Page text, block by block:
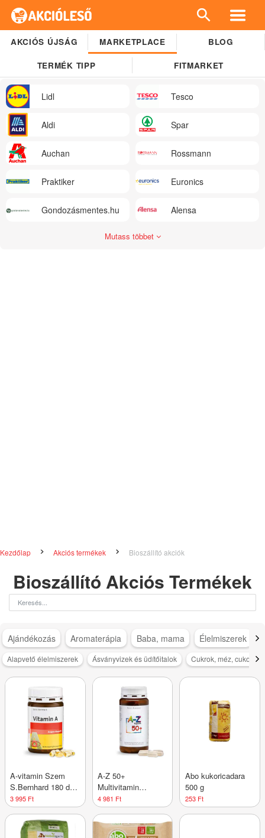
AKCIÓS ÚJSÁG MARKETPLACE BLOG
TERMÉK TIPP FITMARKET
Lidl Tesco
Aldi Spar
Auchan Rossmann
Praktiker Euronics
Gondozásmentes.hu Alensa
Mutass többet
Kezdőlap Akciós termékek Bioszállító akciók
Bioszállító Akciós Termékek
Ajándékozás Aromaterápia Baba, mama Élelmiszerek
Alapvető élelmiszerek Ásványvizek és üdítőitalok Cukrok, méz,
A-vitamin Szem
S.Bernhard 180 db
kapszula #99
3 995 Ft
A-Z 50+
Multivitamin
S.Bernhard 150 db
kapszula #179
4 981 Ft
Abo kukoricadara
500 g
253 Ft